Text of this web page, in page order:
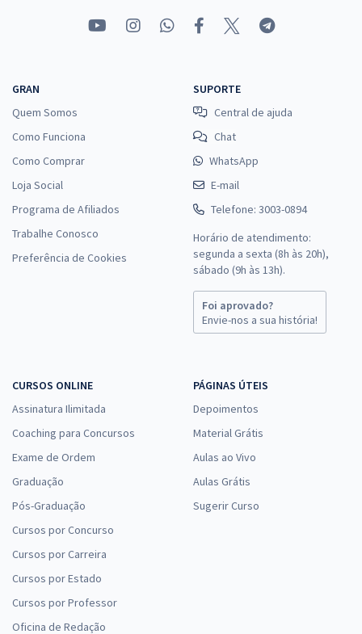
ou 12x de
29,52
Economize R$ 88,56 (-20%)
GRAN
Quem Somos
Como Funciona
Como Comprar
Loja Social
Programa de Afiliados
Trabalhe Conosco
Preferência de Cookies
SUPORTE
Central de ajuda
Chat
WhatsApp
E-mail
Telefone: 3003-0894
Horário de atendimento:
segunda a sexta (8h às 20h),
sábado (9h às 13h).
Foi aprovado?
Envie-nos a sua história!
CURSOS ONLINE
Assinatura Ilimitada
Coaching para Concursos
Exame de Ordem
Graduação
Pós-Graduação
Cursos por Concurso
Cursos por Carreira
Cursos por Estado
Cursos por Professor
Oficina de Redação
PÁGINAS ÚTEIS
Depoimentos
Material Grátis
Aulas ao Vivo
Aulas Grátis
Sugerir Curso